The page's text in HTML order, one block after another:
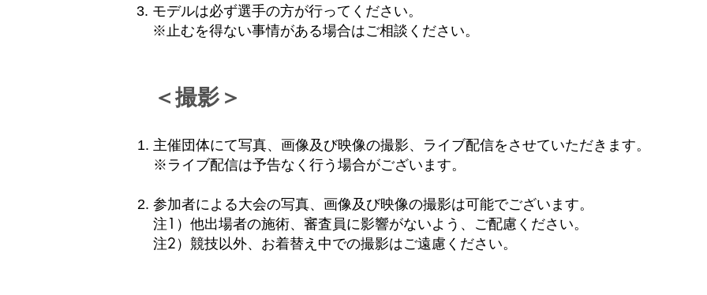
モデルは必ず選手の方が行ってください。
※止むを得ない事情がある場合はご相談ください。
＜撮影＞
主催団体にて写真、画像及び映像の撮影、ライブ配信をさせていただきます。
※ライブ配信は予告なく行う場合がございます。
参加者による大会の写真、画像及び映像の撮影は可能でございます。
注1）他出場者の施術、審査員に影響がないよう、ご配慮ください。
注2）競技以外、お着替え中での撮影はご遠慮ください。